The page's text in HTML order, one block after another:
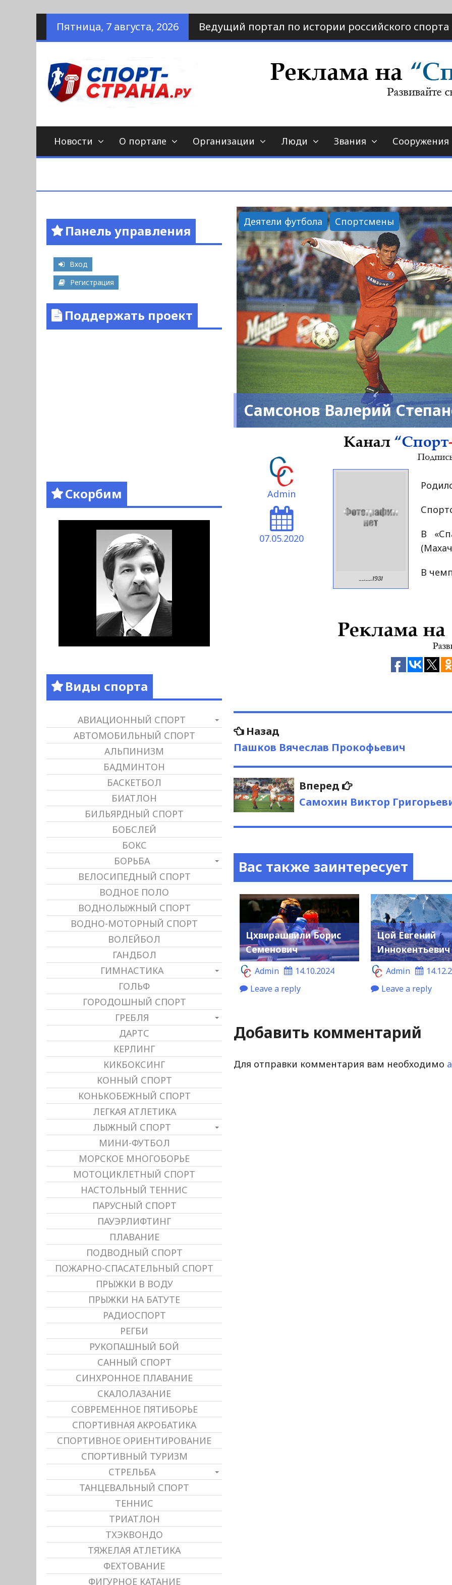
НаверхПятница, 7 августа, 2026 Ведущий портал по истории российского спорта
Спорт-страна.ру
портал по истории спорта
Новости О портале Организации Люди Звания Сооружения
Деятели футбола Спортсмены
Самсонов Валерий
Admin
07.05.2020
__.__.1931
В
В
Навигация
по
записям
Назад
запись:
Пашков Вячеслав Прокофьевич
Вперед
Следующая
запись:
Самохин Виктор
Вас также заинтересует
Цхвирашвили Борис
Семенович
Admin
14.10.2024
Leave a reply
Цой Евгений
Иннокентьевич
Admin
Leave a reply
Добавить комментарий
Для отправки комментария вам необходимо
Панель управления
Вход
Регистрация
Поддержать проект
Скорбим
Виды спорта
АВИАЦИОННЫЙ СПОРТ
АВТОМОБИЛЬНЫЙ СПОРТ
АЛЬПИНИЗМ
БАДМИНТОН
БАСКЕТБОЛ
БИАТЛОН
БИЛЬЯРДНЫЙ СПОРТ
БОБСЛЕЙ
БОКС
БОРЬБА
ВЕЛОСИПЕДНЫЙ СПОРТ
ВОДНОЕ ПОЛО
ВОДНОЛЫЖНЫЙ СПОРТ
ВОДНО-МОТОРНЫЙ СПОРТ
ВОЛЕЙБОЛ
ГАНДБОЛ
ГИМНАСТИКА
ГОЛЬФ
ГОРОДОШНЫЙ СПОРТ
ГРЕБЛЯ
ДАРТС
КЕРЛИНГ
КИКБОКСИНГ
КОННЫЙ СПОРТ
КОНЬКОБЕЖНЫЙ СПОРТ
ЛЕГКАЯ АТЛЕТИКА
ЛЫЖНЫЙ СПОРТ
МИНИ-ФУТБОЛ
МОРСКОЕ МНОГОБОРЬЕ
МОТОЦИКЛЕТНЫЙ СПОРТ
НАСТОЛЬНЫЙ ТЕННИС
ПАРУСНЫЙ СПОРТ
ПАУЭРЛИФТИНГ
ПЛАВАНИЕ
ПОДВОДНЫЙ СПОРТ
ПОЖАРНО-СПАСАТЕЛЬНЫЙ СПОРТ
ПРЫЖКИ В ВОДУ
ПРЫЖКИ НА БАТУТЕ
РАДИОСПОРТ
РЕГБИ
РУКОПАШНЫЙ БОЙ
САННЫЙ СПОРТ
СИНХРОННОЕ ПЛАВАНИЕ
СКАЛОЛАЗАНИЕ
СОВРЕМЕННОЕ ПЯТИБОРЬЕ
СПОРТИВНАЯ АКРОБАТИКА
СПОРТИВНОЕ ОРИЕНТИРОВАНИЕ
СПОРТИВНЫЙ ТУРИЗМ
СТРЕЛЬБА
ТАНЦЕВАЛЬНЫЙ СПОРТ
ТЕННИС
ТРИАТЛОН
ТХЭКВОНДО
ТЯЖЕЛАЯ АТЛЕТИКА
ФЕХТОВАНИЕ
ФИГУРНОЕ КАТАНИЕ